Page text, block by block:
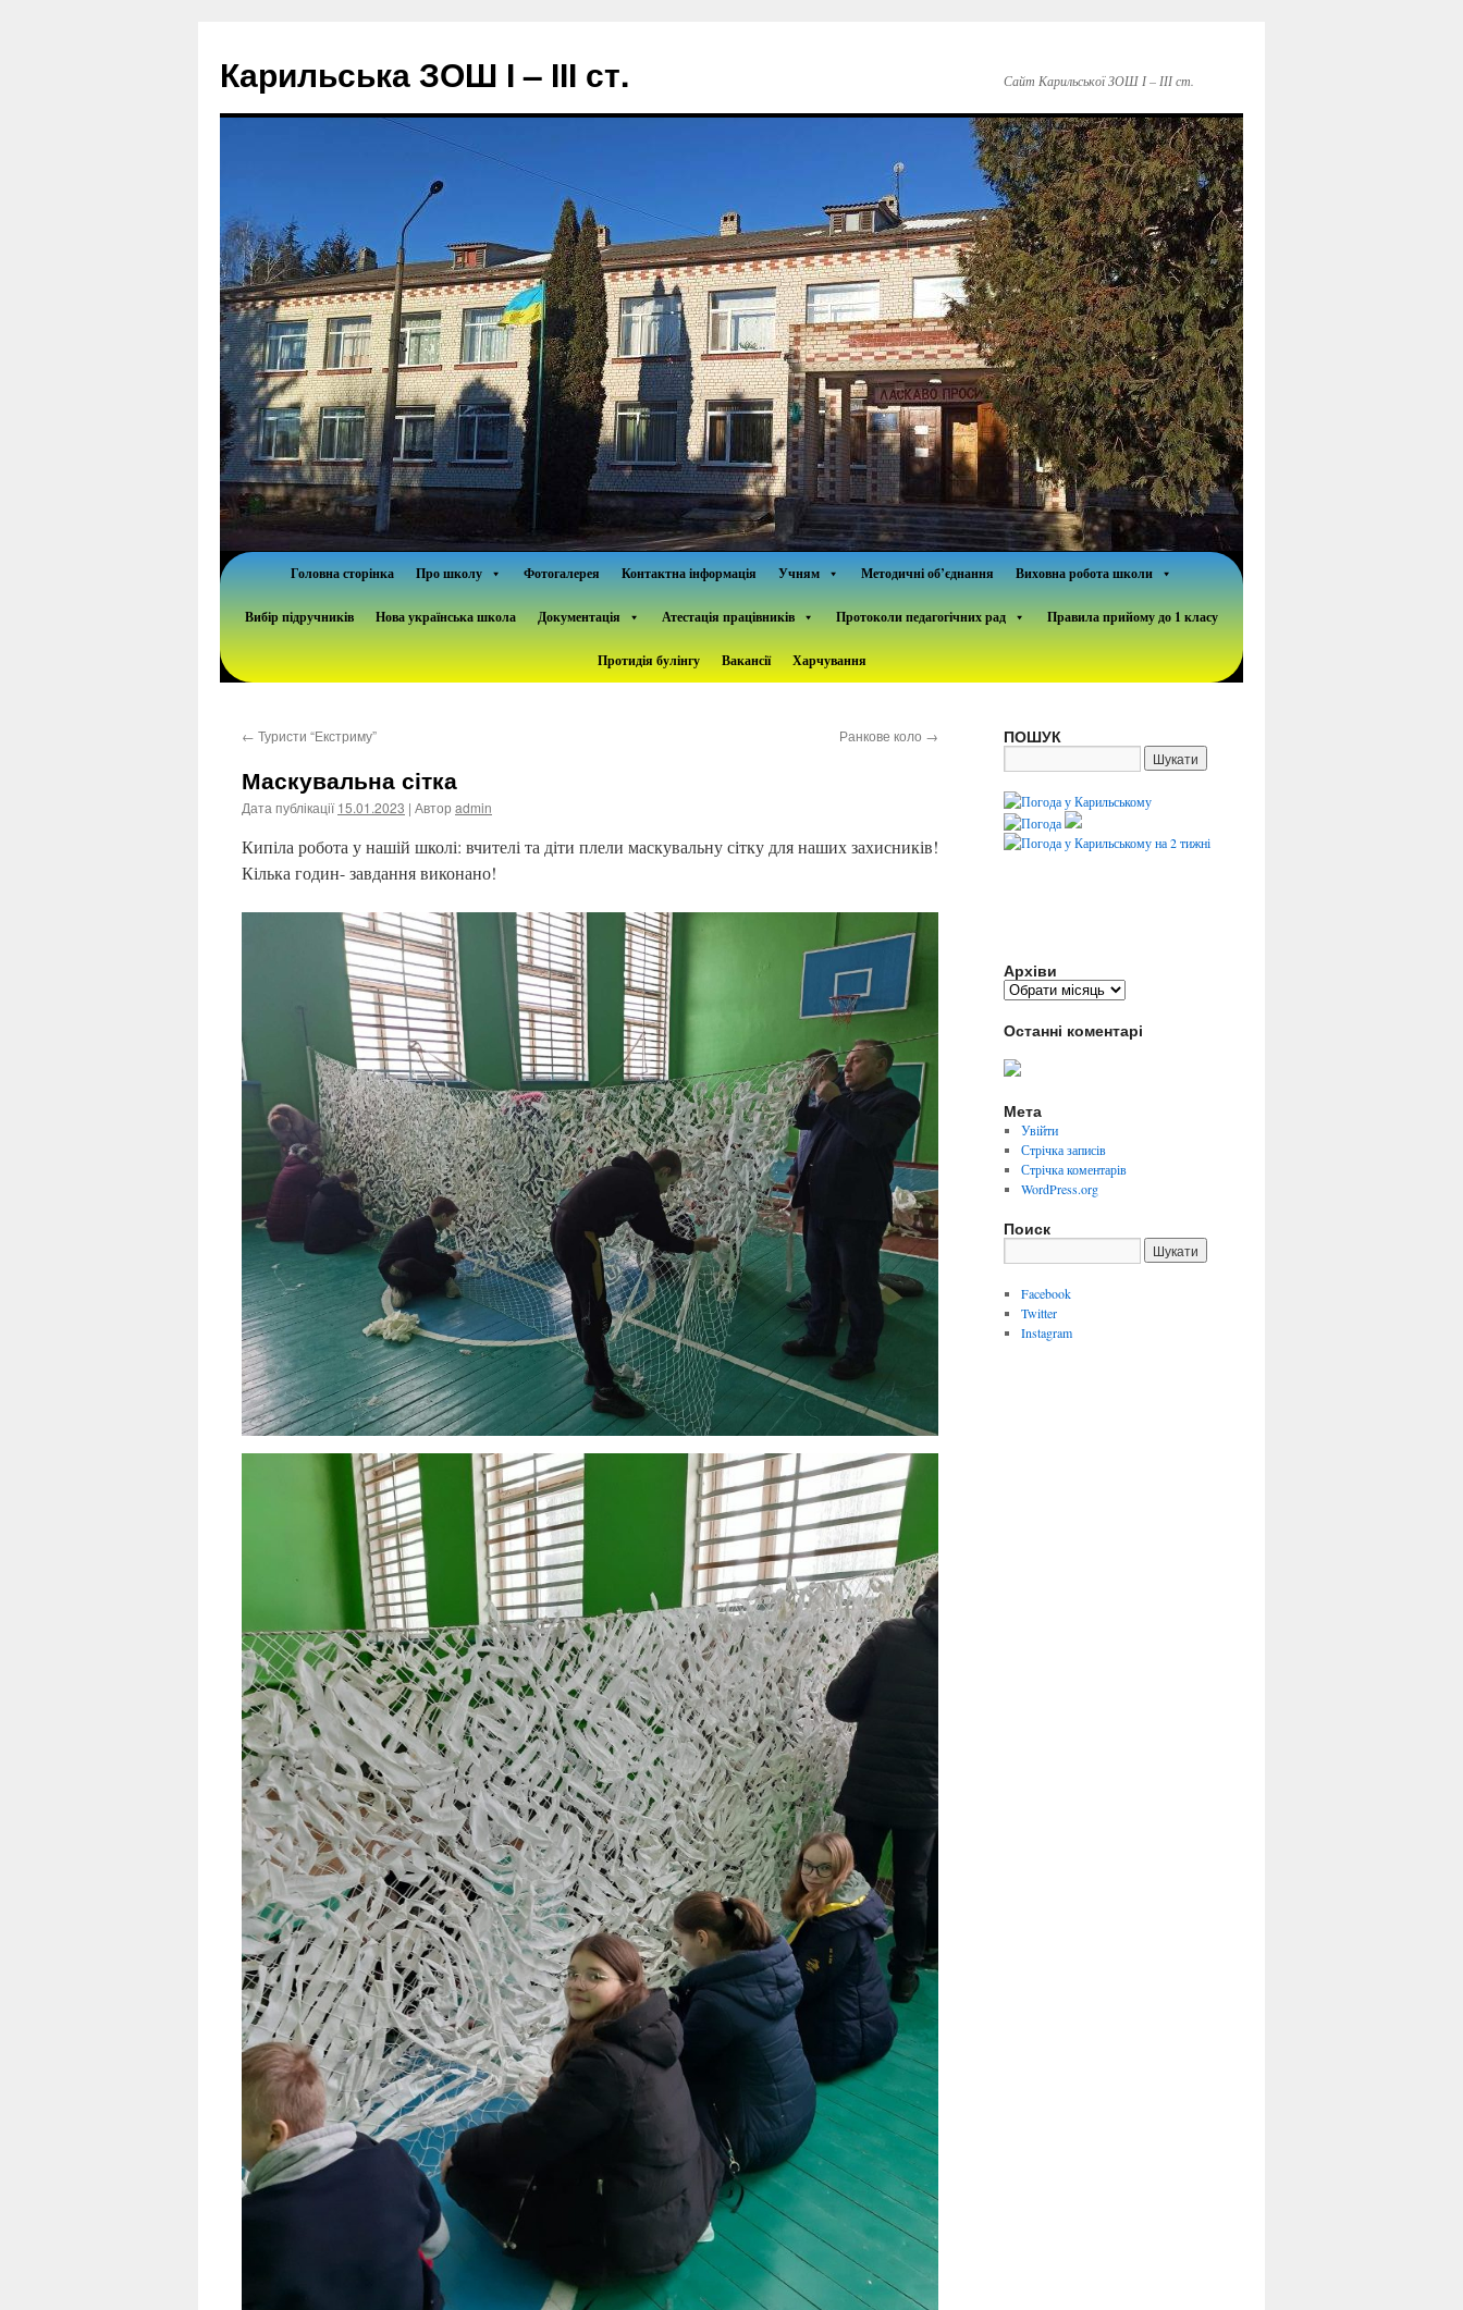
вмісту
Карильська ЗОШ І – ІІІ ст. Сайт Карильської ЗОШ І – ІІІ ст.
Головна сторінка Про школу Фотогалерея Контактна інформація Учням Методичні об’єднання Виховна робота школи
Вибір підручників Нова українська школа Документація Атестація працівників Протоколи педагогічних рад Правила прийому до 1 класу
Протидія булінгу Вакансії Харчування
← Туристи “Екстриму” Ранкове коло →
Маскувальна сітка
Дата публікації 15.01.2023 | Автор admin
Кипіла робота у нашій школі: вчителі та діти плели маскувальну сітку для наших захисників!
Кілька годин- завдання виконано!
ПОШУК
Архіви
Архіви
Останні коментарі
Мета
Увійти
Стрічка записів
Стрічка коментарів
WordPress.org
Поиск
Facebook
Twitter
Instagram